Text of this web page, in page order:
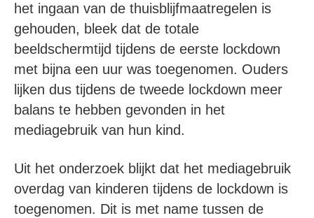
het ingaan van de thuisblijfmaatregelen is
gehouden, bleek dat de totale
beeldschermtijd tijdens de eerste lockdown
met bijna een uur was toegenomen. Ouders
lijken dus tijdens de tweede lockdown meer
balans te hebben gevonden in het
mediagebruik van hun kind.
Uit het onderzoek blijkt dat het mediagebruik
overdag van kinderen tijdens de lockdown is
toegenomen. Dit is met name tussen de